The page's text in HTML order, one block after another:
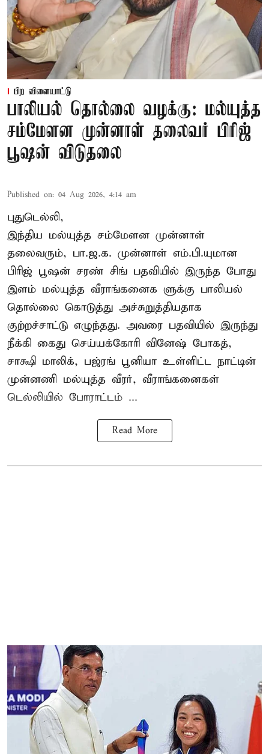
பிற விளையாட்டு
பாலியல் தொல்லை வழக்கு: மல்யுத்த
சம்மேளன முன்னாள் தலைவர் பிரிஜ்
பூஷன் விடுதலை
Published on: 04 Aug 2026, 4:14 am
புதுடெல்லி,
இந்திய மல்யுத்த சம்மேளன முன்னாள்
தலைவரும், பா.ஜ.க. முன்னாள் எம்.பி.யுமான
பிரிஜ் பூஷன் சரண் சிங் பதவியில் இருந்த போது
இளம் மல்யுத்த வீராங்கனைக ளுக்கு பாலியல்
தொல்லை கொடுத்து அச்சுறுத்தியதாக
குற்றச்சாட்டு எழுந்தது. அவரை பதவியில் இருந்து
நீக்கி கைது செய்யக்கோரி வினேஷ் போகத்,
சாக்ஷி மாலிக், பஜ்ரங் பூனியா உள்ளிட்ட நாட்டின்
முன்னணி மல்யுத்த வீரர், வீராங்கனைகள்
டெல்லியில் போராட்டம் ...
Read More